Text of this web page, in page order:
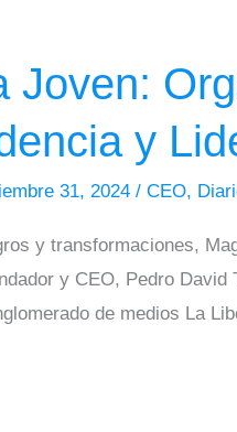
Joven:
y
31, 2024 / CEO,
y transformaciones,
y CEO, Pedro
de medios La